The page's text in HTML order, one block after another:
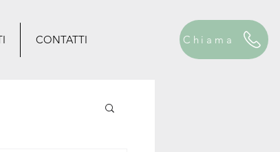
CONTATTI Chiama